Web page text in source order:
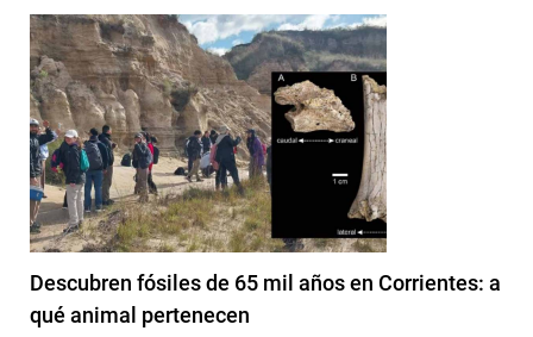
Descubren fósiles de 65 mil años en Corrientes: a
qué animal pertenecen